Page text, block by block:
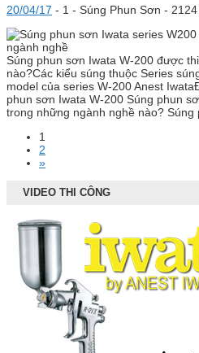
20/04/17 - 1 - Súng Phun Sơn -
Súng phun sơn Iwata W-200 được
nào?Các kiểu súng thuộc Series
model của series W-200 Anest
phun sơn Iwata W-200 Súng phun
trong những ngành nghề nào? Súng
1
2
»
VIDEO THI CÔNG